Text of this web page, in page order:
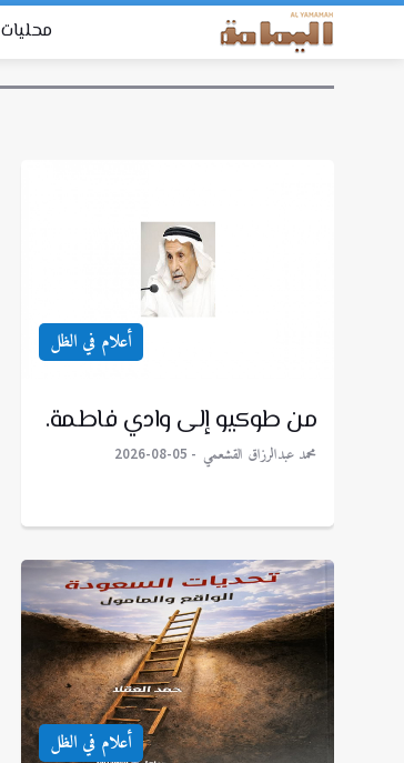
محليات
أعلام في الظل
من طوكيو إلى وادي فاطمة.
محمد عبدالرزاق القشعمي 2026-08-05
أعلام في الظل